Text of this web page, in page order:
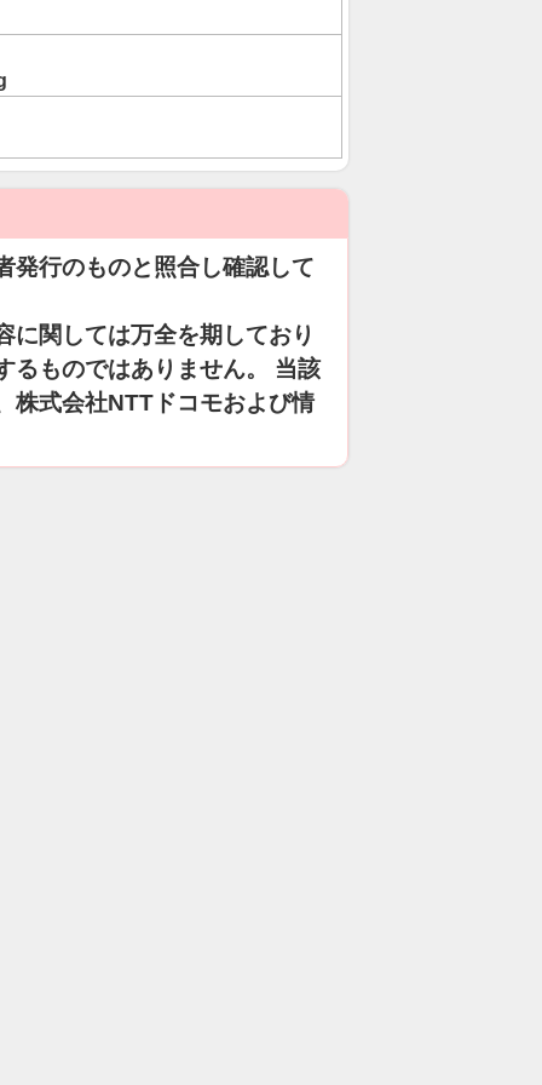
発行のものと照合し確認して
に関しては万全を期しており
るものではありません。 当該
株式会社NTTドコモおよび情